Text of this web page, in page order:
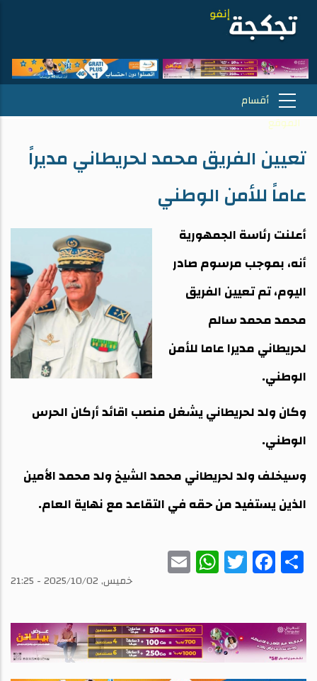
تعيين الفريق محمد لحريطاني مديراً
عاماً للأمن الوطني
أعلنت رئاسة الجمهورية
أنه، بموجب مرسوم صادر
اليوم، تم تعيين الفريق
محمد محمد سالم
لحريطاني مديرا عاما للأمن
الوطني.
وكان ولد لحريطاني يشغل منصب اقائد أركان الحرس
الوطني.
وسيخلف ولد لحريطاني محمد الشيخ ولد محمد الأمين
الذين يستفيد من حقه في التقاعد مع نهاية العام.
Share
Facebook
Twitter
WhatsAppخميس, 2025/10/02 - 21:25